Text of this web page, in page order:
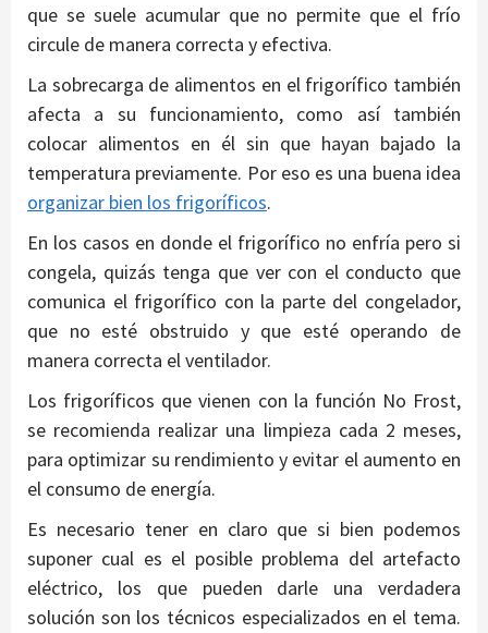
que se suele acumular que no permite que el frío
circule de manera correcta y efectiva.
La sobrecarga de alimentos en el frigorífico también
afecta a su funcionamiento, como así también
colocar alimentos en él sin que hayan bajado la
temperatura previamente. Por eso es una buena idea
organizar bien los frigoríficos.
En los casos en donde el frigorífico no enfría pero si
congela, quizás tenga que ver con el conducto que
comunica el frigorífico con la parte del congelador,
que no esté obstruido y que esté operando de
manera correcta el ventilador.
Los frigoríficos que vienen con la función No Frost,
se recomienda realizar una limpieza cada 2 meses,
para optimizar su rendimiento y evitar el aumento en
el consumo de energía.
Es necesario tener en claro que si bien podemos
suponer cual es el posible problema del artefacto
eléctrico, los que pueden darle una verdadera
solución son los técnicos especializados en el tema.